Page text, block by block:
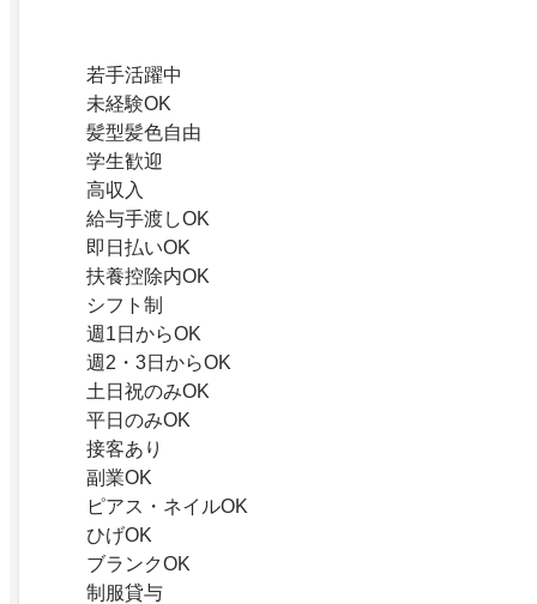
若手活躍中
未経験OK
髪型髪色自由
学生歓迎
高収入
給与手渡しOK
即日払いOK
扶養控除内OK
シフト制
週1日からOK
週2・3日からOK
土日祝のみOK
平日のみOK
接客あり
副業OK
ピアス・ネイルOK
ひげOK
ブランクOK
制服貸与